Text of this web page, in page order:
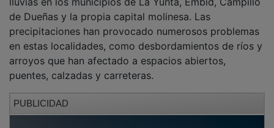
de Dueñas y la propia capital molinesa. Las
precipitaciones han provocado numerosos problemas
en estas localidades, como desbordamientos de ríos y
arroyos que han afectado a espacios abiertos,
puentes, calzadas y carreteras.